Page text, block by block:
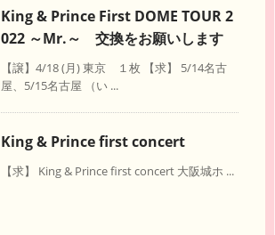
King & Prince First DOME TOUR 2
022 ～Mr.～ 交換をお願いします
【譲】4/18 (月) 東京 １枚 【求】 5/14名古
屋、5/15名古屋 （い ...
King & Prince first concert
【求】 King & Prince first concert 大阪城ホ ...